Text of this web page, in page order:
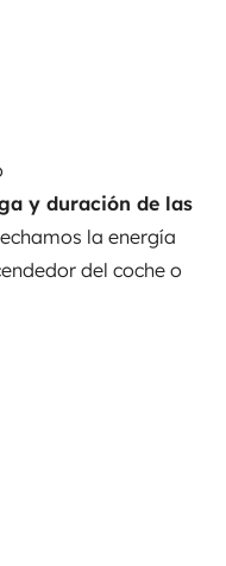
y duración de las
la energía
del coche o